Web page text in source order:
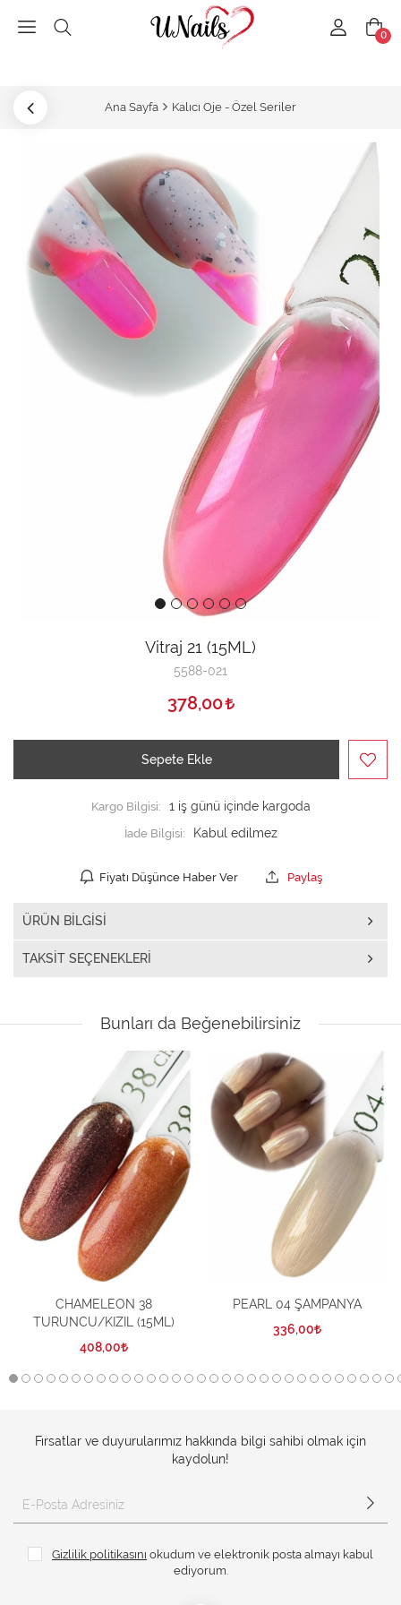
0
Ana Sayfa Kalıcı Oje - Özel Seriler
Vitraj 21 (15ML)
5588-021
378,00
Sepete Ekle
Kargo Bilgisi:
1 iş günü içinde kargoda
İade Bilgisi:
Fiyatı Düşünce Haber Ver Paylaş
ÜRÜN BILGISI
TAKSIT SEÇENEKLERI
Bunları da Beğenebilirsiniz
CHAMELEON 38
TURUNCU/KIZIL (15ML)
408,00
PEARL 04 ŞAMPANYA
336,00
Fırsatlar ve duyurularımız hakkında bilgi sahibi olmak için
kaydolun!
Gizlilik politikasını okudum ve elektronik posta almayı kabul
ediyorum.